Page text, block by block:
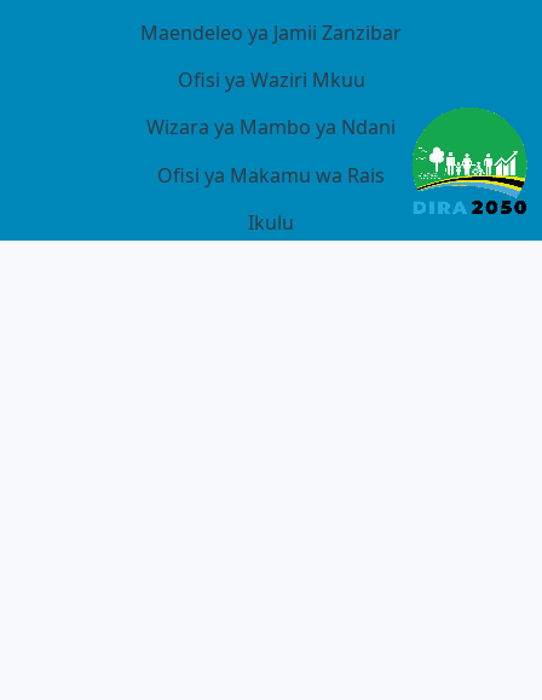
Maendeleo ya Jamii Zanzibar
Ofisi ya Waziri Mkuu
Wizara ya Mambo ya Ndani
Ofisi ya Makamu wa Rais
Ikulu